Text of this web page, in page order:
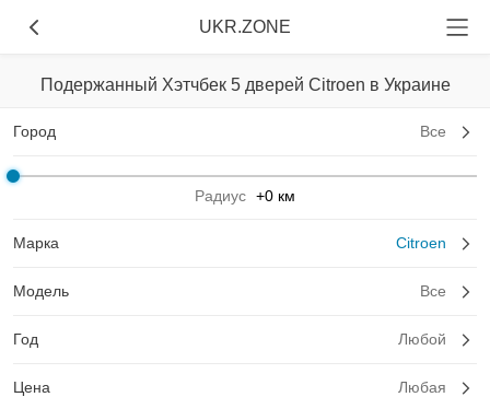
UKR.ZONE
Подержанный Хэтчбек 5 дверей Citroen в Украине
Город Все
Радиус +0 км
Марка Citroen
Модель Все
Год Любой
Цена Любая